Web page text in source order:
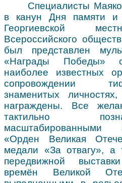
Специалисты
в канун Дня памяти
Георгиевской
Всероссийского
был представлен
«Награды Победы»
наиболее известных
сопровождении
знаменитых
награждены. Все
тактильно
масштабированными
«Орден Великая
медали «За отвагу», а
передвижной
времён Великой